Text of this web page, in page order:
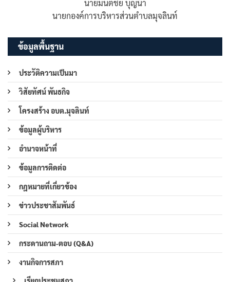
นายมนต์ชัย บุญน้า
นายกองค์การบริหารส่วนตำบลมุจลินท์
ข้อมูลพื้นฐาน
ประวัติความเป็นมา
วิสัยทัศน์ พันธกิจ
โครงสร้าง อบต.มุจลินท์
ข้อมูลผู้บริหาร
อำนาจหน้าที่
ข้อมูลการติดต่อ
กฎหมายที่เกี่ยวข้อง
ข่าวประชาสัมพันธ์
Social Network
กระดานถาม-ตอบ (Q&A)
งานกิจการสภา